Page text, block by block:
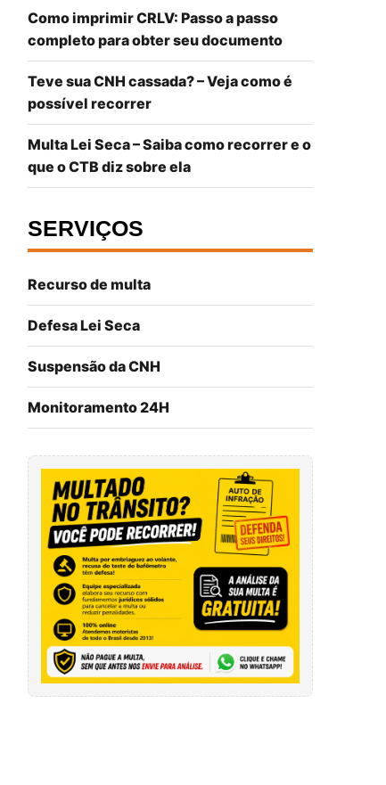
Como imprimir CRLV: Passo a passo
completo para obter seu documento
Teve sua CNH cassada? – Veja como é
possível recorrer
Multa Lei Seca – Saiba como recorrer e o
que o CTB diz sobre ela
SERVIÇOS
Recurso de multa
Defesa Lei Seca
Suspensão da CNH
Monitoramento 24H